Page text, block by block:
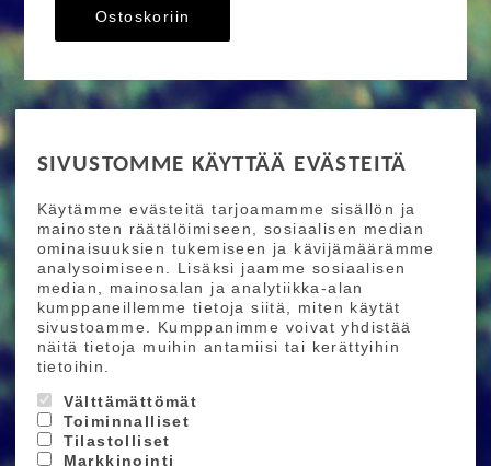
SIVUSTOMME KÄYTTÄÄ EVÄSTEITÄ
Käytämme evästeitä tarjoamamme sisällön ja
mainosten räätälöimiseen, sosiaalisen median
ominaisuuksien tukemiseen ja kävijämäärämme
analysoimiseen. Lisäksi jaamme sosiaalisen
median, mainosalan ja analytiikka-alan
kumppaneillemme tietoja siitä, miten käytät
sivustoamme. Kumppanimme voivat yhdistää
näitä tietoja muihin antamiisi tai kerättyihin
tietoihin.
Välttämättömät
Toiminnalliset
Tilastolliset
Markkinointi
Ostoskoriin
Ride More – Pyöräkauppa ja pyörähuolto
Helsingissä
TILAA UUTISKIRJEEMME
Tilaamalla uutiskirjeemme saat uusimmat edut
suoraan sähköpostiisi.
Hyväksyn henkilötietojen tallentamisen (